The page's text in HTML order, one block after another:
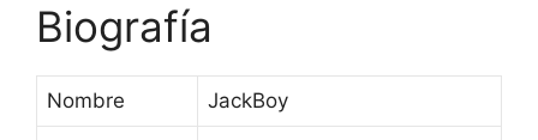
Biografía
Nombre JackBoy